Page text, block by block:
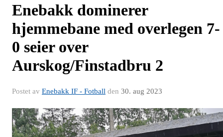
Enebakk dominerer
hjemmebane med overlegen 7-
0 seier over
Aurskog/Finstadbru 2
Postet av Enebakk IF - Fotball den 30. aug 2023